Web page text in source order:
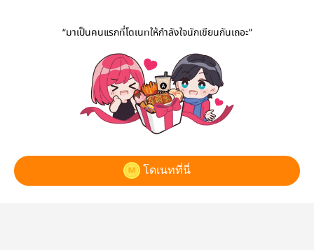
“มาเป็นคนแรกที่โดเนทให้กำลังใจนักเขียนกันเถอะ”
โดเนทที่นี่